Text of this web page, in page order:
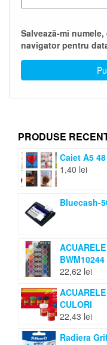
Salvează-mi
navigator pentru
PRODUSE
Caiet A5
1,40 lei
Bluecash-
BWM10244
22,62 lei
CULORI
22,43 lei
Radiera